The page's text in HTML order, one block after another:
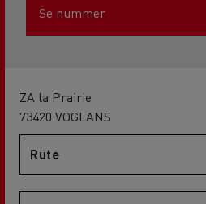
Se nummer
ZA la Prairie
73420 VOGLANS
Rute